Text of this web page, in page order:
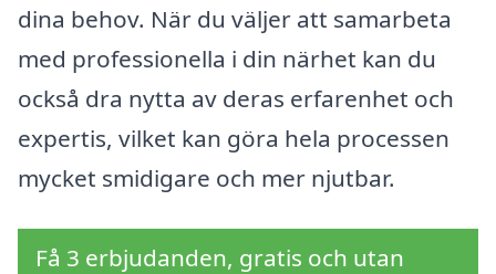
dina behov. När du väljer att samarbeta
med professionella i din närhet kan du
också dra nytta av deras erfarenhet och
expertis, vilket kan göra hela processen
mycket smidigare och mer njutbar.
Få 3 erbjudanden, gratis och utan